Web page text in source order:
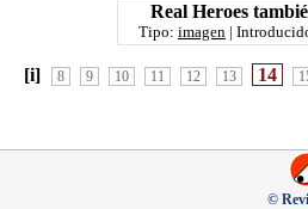
Real Heroes
Tipo: imagen |
[i] 8 9 10 11 12 13 14
©